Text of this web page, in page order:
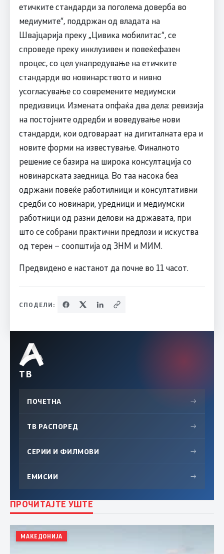
етичките стандарди за поголема доверба во
медиумите“, поддржан од владата на
Швајцарија преку „Цивика мобилитас“, се
спроведе преку инклузивен и повеќефазен
процес, со цел унапредување на етичките
стандарди во новинарството и нивно
усогласување со современите медиумски
предизвици. Измената опфаќа два дела: ревизија
на постојните одредби и воведување нови
стандарди, кои одговараат на дигиталната ера и
новите форми на известување. Финалното
решение се базира на широка консултација со
новинарската заедница. Во таа насока беа
одржани повеќе работилници и консултативни
средби со новинари, уредници и медиумски
работници од разни делови на државата, при
што се собрани практични предлози и искуства
од терен – соопштија од ЗНМ и МИМ.
Предвидено е настанот да почне во 11 часот.
СПОДЕЛИ:
ТВ
ПОЧЕТНА →
ТВ РАСПОРЕД →
СЕРИИ И ФИЛМОВИ →
ЕМИСИИ →
ПРОЧИТАЈТЕ УШТЕ
МАКЕДОНИЈА